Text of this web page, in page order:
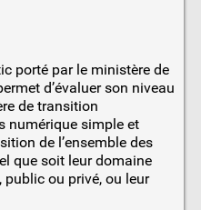
porté par le ministère de
d’évaluer son niveau
de transition
numérique simple et
de l’ensemble des
que soit leur domaine
public ou privé, ou leur